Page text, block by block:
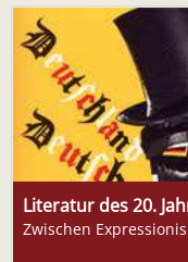
Literatur des 20.
Zwischen